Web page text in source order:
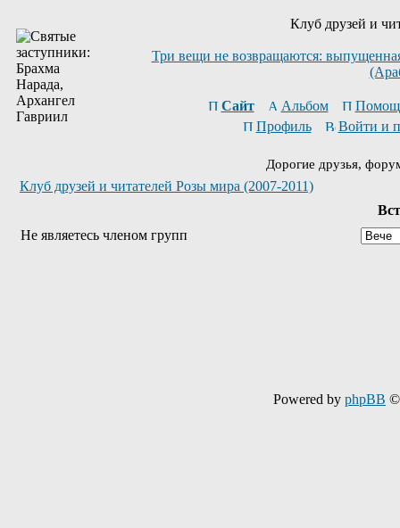
Клуб друзей и
Три вещи не возвращаются:
Сайт Альбом
Профиль
Войти и
Дорогие друзья,
Клуб друзей и читателей Розы мира (2007-2011)
Не являетесь членом групп
Powered by phpBB ©